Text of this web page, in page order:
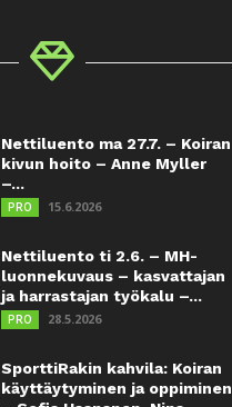
Nettiluento ma 27.7. – Koiran
kivun hoito – Anne Myller
–...
PRO 15.6.2026
Nettiluento ti 2.6. – MH-
luonnekuvaus – kasvattajan
ja harrastajan työkalu –...
PRO 28.5.2026
SporttiRakin kahvila: Koiran
käyttäytyminen ja oppiminen